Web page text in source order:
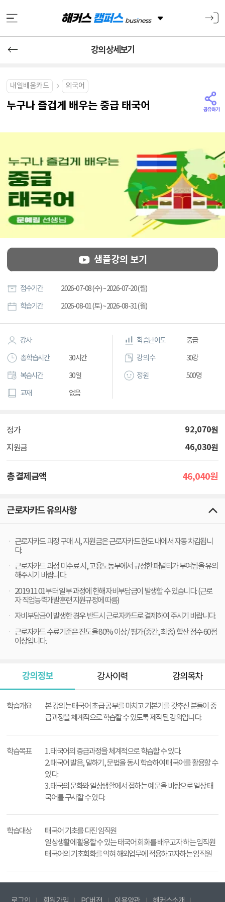
강의 상세보기
내일배움카드 외국어
누구나 즐겁게 배우는 중급 태국어
샘플강의 보기
접수기간 2026-07-08 (수) ~ 2026-07-20 (월)
학습기간 2026-08-01 (토) ~ 2026-08-31 (월)
강사
총 학습시간 30시간
복습시간 30일
교재 없음
학습난이도 중급
강의 수 30강
정원 500명
정가 92,070원
지원금 46,030원
총 결제금액 46,040원
근로자카드 유의사항
근로자카드 과정 구매 시, 지원금은 근로자카드 한도 내에서 자동 차감됩니
다.
근로자카드 과정 미수료 시, 고용노동부에서 규정한 패널티가 부여됨을 유의
해주시기 바랍니다.
2019.11.01부터 일부 과정에 한해 자비부담금이 발생할 수 있습니다. (근로
자 직업능력개발훈련 지원규정에 따름)
자비부담금이 발생한 경우 반드시 근로자카드로 결제하여 주시기 바랍니다.
근로자카드 수료기준은 진도율 80% 이상 / 평가(중간, 최종) 합산 점수 60점
이상입니다.
강의정보 강사이력 강의목차
학습개요
본 강의는 태국어 초급 공부를 마치고 기본기를 갖추신 분들이 중
급과정을 체계적으로 학습할 수 있도록 제작된 강의입니다.
학습목표
1. 태국어의 중급과정을 체계적으로 학습할 수 있다.
2. 태국어 발음, 말하기, 문법을 동시 학습하여 태국어를 활용할 수
있다.
3. 태국의 문화와 일상생활에서 접하는 예문을 바탕으로 일상 태
국어를 구사할 수 있다.
학습대상
태국어 기초를 다진 임직원
일상생활에 활용할 수 있는 태국어 회화를 배우고자 하는 임직원
태국어의 기초회화를 익혀 해외업무에 적용하고자하는 임직원